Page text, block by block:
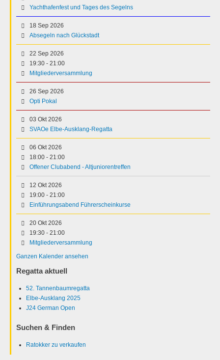
Yachthafenfest und Tages des Segelns
18 Sep 2026
Absegeln nach Glückstadt
22 Sep 2026
19:30 - 21:00
Mitgliederversammlung
26 Sep 2026
Opti Pokal
03 Okt 2026
SVAOe Elbe-Ausklang-Regatta
06 Okt 2026
18:00 - 21:00
Offener Clubabend - Altjuniorentreffen
12 Okt 2026
19:00 - 21:00
Einführungsabend Führerscheinkurse
20 Okt 2026
19:30 - 21:00
Mitgliederversammlung
Ganzen Kalender ansehen
Regatta aktuell
52. Tannenbaumregatta
Elbe-Ausklang 2025
J24 German Open
Suchen & Finden
Ratokker zu verkaufen